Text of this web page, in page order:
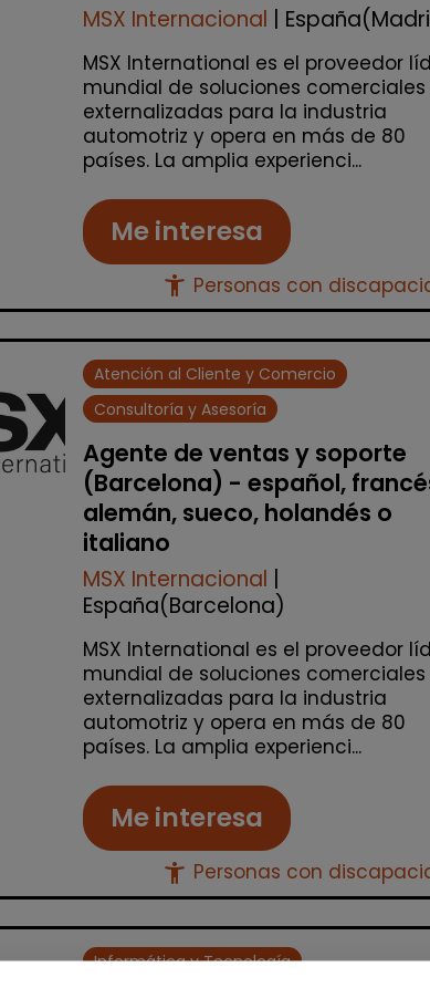
MSX Internacional |
MSX International es el proveedor
mundial de soluciones comerciales
externalizadas para la industria
automotriz y opera en más de 80
países. La amplia experienci...
Me interesa
accessibility_new Personas con
Atención al Cliente y Comercio
Consultoría y Asesoría
Agente de ventas y soporte
(Barcelona) - español,
alemán, sueco, holandés o
italiano
MSX Internacional
España(Barcelona)
MSX International es el proveedor
mundial de soluciones comerciales
externalizadas para la industria
automotriz y opera en más de 80
países. La amplia experienci...
Me interesa
accessibility_new Personas con
Informática y Tecnología